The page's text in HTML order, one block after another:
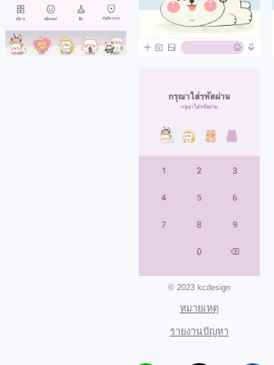
© 2023 kcdesign
หมายเหตุ
รายงานปัญหา